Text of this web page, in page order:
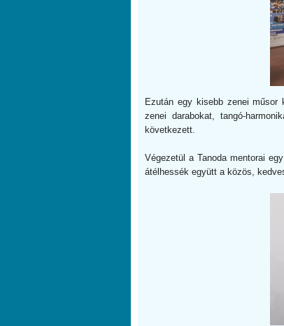
Ezután egy kisebb zenei műsor
zenei darabokat, tangó-
következett.
Végezetül a Tanoda mentorai
átélhessék együtt a közös,